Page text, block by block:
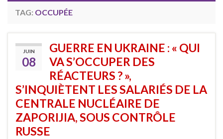
TAG: OCCUPÉE
JUIN
08
GUERRE EN UKRAINE : « QUI
VA S’OCCUPER DES
RÉACTEURS ? »,
S’INQUIÈTENT LES SALARIÉS DE LA
CENTRALE NUCLÉAIRE DE
ZAPORIJIA, SOUS CONTRÔLE
RUSSE